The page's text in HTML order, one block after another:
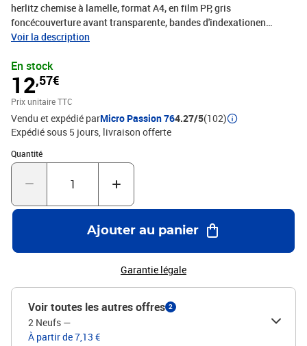
herlitz chemise à lamelle, format A4, en film PP, gris
foncécouverture avant transparente, bandes d'indexationen
paquet de 10 pièces
Voir la description
En stock
12,57€
Prix unitaire TTC
Vendu et expédié parMicro Passion 764.27/5(102)
Expédié sous 5 jours livraison offerte
Quantité
Quantité : 1
Ajouter au panier
Garantie légale
Voir toutes les autres offres 2
2 Neufs —
À partir de 7,13 €